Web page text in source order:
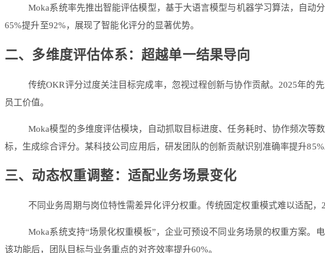
Moka系统率先推出智能评估模型，基于大语言模型与机器学习算法，自动
65%提升至92%，展现了智能化评分的显著优势。
二、多维度评估体系：超越单一结果导向
传统OKR评分过度关注目标完成率，忽视过程创新与协作贡献。2025年的
员工价值。
Moka模型的多维度评估模块，自动抓取目标进度、任务耗时、协作频次等
标，生成综合评分。某科技公司应用后，研发团队的创新贡献识别准确率提升85%
三、动态权重调整：适配业务场景变化
不同业务周期与岗位特性需差异化评分权重。传统固定权重模式难以适配
Moka系统支持“场景化权重模板”，企业可预设不同业务场景的权重方案。
该功能后，团队目标与业务重点的对齐效率提升60%。